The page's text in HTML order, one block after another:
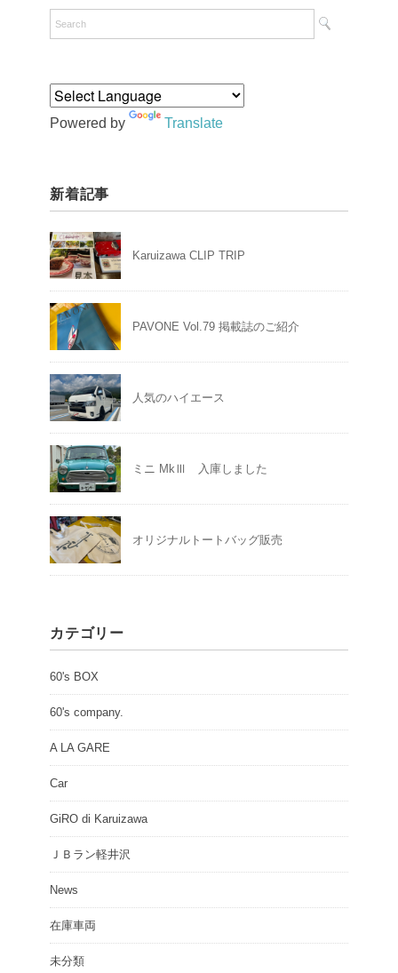
Powered by Translate
新着記事
Karuizawa CLIP TRIP
PAVONE Vol.79 掲載誌のご紹介
人気のハイエース
ミニ MkⅢ 入庫しました
オリジナルトートバッグ販売
カテゴリー
60's BOX
60's company.
A LA GARE
Car
GiRO di Karuizawa
ＪＢラン軽井沢
News
在庫車両
未分類